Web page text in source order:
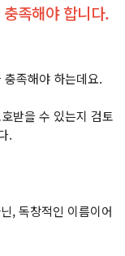
족해야 합니다.
족해야 하는데요.
받을 수 있는지 검토
.
, 독창적인 이름이어